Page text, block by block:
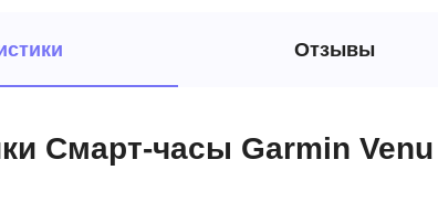
Отзывы
Смарт-часы Garmin